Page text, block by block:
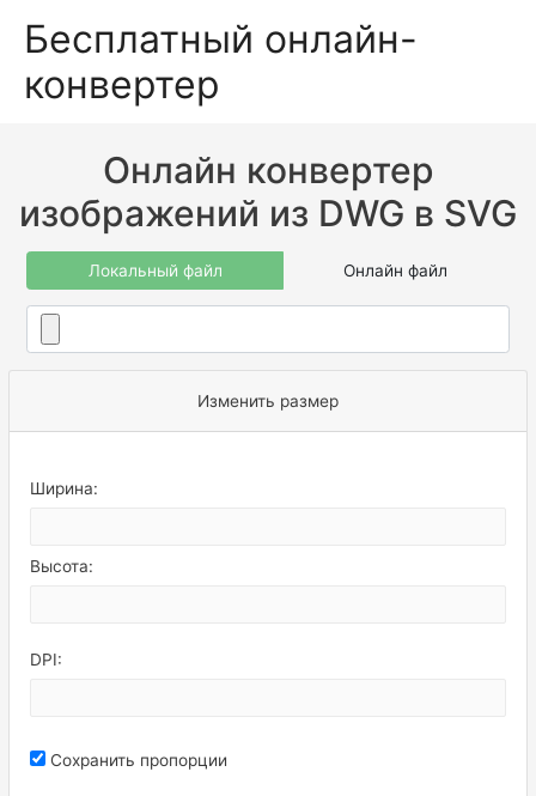
Бесплатный онлайн-
конвертер
Онлайн конвертер
изображений из DWG в SVG
Локальный файл Онлайн файл
Изменить размер
Ширина:
Высота:
DPI:
Сохранить пропорции